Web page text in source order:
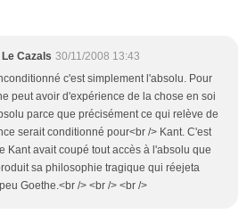
Cazals 30/11/2008 13:43
c'est simplement l'absolu. Pour
peut avoir d'expérience de la chose en soi
parce que précisément ce qui relève de
serait conditionné pour<br /> Kant. C'est
Kant avait coupé tout accès à l'absolu que
sa philosophie tragique qui réejeta
Goethe.<br /> <br /> <br />